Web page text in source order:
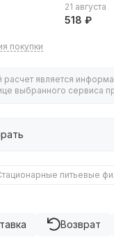
21 августа
518 ₽
покупки
является
выбранного сервиса
питьевые
Возврат